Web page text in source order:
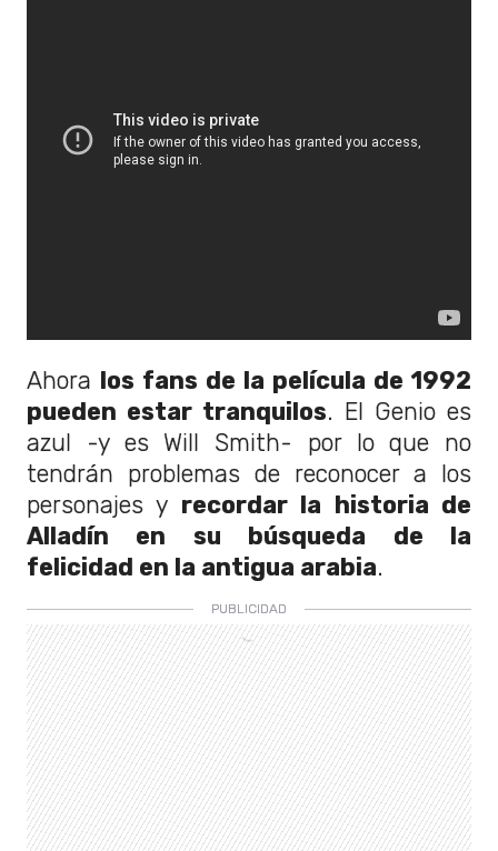
Ahora los fans de la película de 1992
pueden estar tranquilos. El Genio es
azul -y es Will Smith- por lo que no
tendrán problemas de reconocer a los
personajes y recordar la historia de
Alladín en su búsqueda de la
felicidad en la antigua arabia.